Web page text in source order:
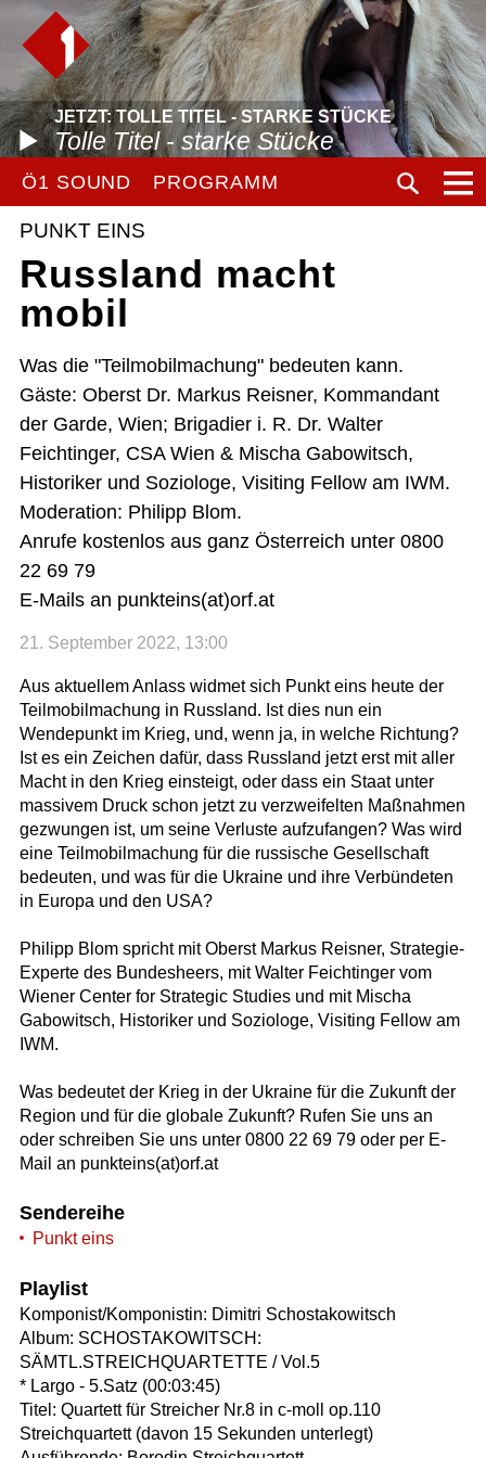
JETZT: TOLLE TITEL - STARKE STÜCKE
Tolle Titel - starke Stücke
Ö1 SOUND PROGRAMM
PUNKT EINS
Russland macht
mobil
Was die "Teilmobilmachung" bedeuten kann.
Gäste: Oberst Dr. Markus Reisner, Kommandant
der Garde, Wien; Brigadier i. R. Dr. Walter
Feichtinger, CSA Wien & Mischa Gabowitsch,
Historiker und Soziologe, Visiting Fellow am IWM.
Moderation: Philipp Blom.
Anrufe kostenlos aus ganz Österreich unter 0800
22 69 79
E-Mails an punkteins(at)orf.at
21. September 2022, 13:00
Aus aktuellem Anlass widmet sich Punkt eins heute der
Teilmobilmachung in Russland. Ist dies nun ein
Wendepunkt im Krieg, und, wenn ja, in welche Richtung?
Ist es ein Zeichen dafür, dass Russland jetzt erst mit aller
Macht in den Krieg einsteigt, oder dass ein Staat unter
massivem Druck schon jetzt zu verzweifelten Maßnahmen
gezwungen ist, um seine Verluste aufzufangen? Was wird
eine Teilmobilmachung für die russische Gesellschaft
bedeuten, und was für die Ukraine und ihre Verbündeten
in Europa und den USA?
Philipp Blom spricht mit Oberst Markus Reisner, Strategie-
Experte des Bundesheers, mit Walter Feichtinger vom
Wiener Center for Strategic Studies und mit Mischa
Gabowitsch, Historiker und Soziologe, Visiting Fellow am
IWM.
Was bedeutet der Krieg in der Ukraine für die Zukunft der
Region und für die globale Zukunft? Rufen Sie uns an
oder schreiben Sie uns unter 0800 22 69 79 oder per E-
Mail an punkteins(at)orf.at
Sendereihe
Punkt eins
Playlist
Komponist/Komponistin: Dimitri Schostakowitsch
Album: SCHOSTAKOWITSCH:
SÄMTL.STREICHQUARTETTE / Vol.5
* Largo - 5.Satz (00:03:45)
Titel: Quartett für Streicher Nr.8 in c-moll op.110
Streichquartett (davon 15 Sekunden unterlegt)